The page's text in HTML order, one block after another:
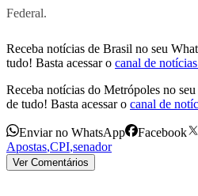
Federal.
Receba notícias de Brasil no seu
tudo! Basta acessar o canal de
Receba notícias do Metrópoles no
de tudo! Basta acessar o canal de
Enviar no WhatsApp Facebook
Apostas,CPI,senador
Ver Comentários